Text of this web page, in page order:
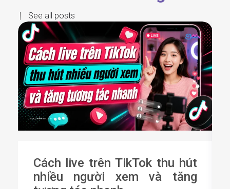
See all posts
Cách live trên TikTok thu hút
nhiều người xem và tăng